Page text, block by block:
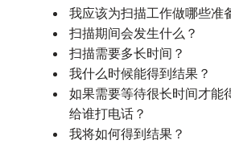
我应该为扫描工作做哪些准
扫描期间会发生什么？
扫描需要多长时间？
我什么时候能得到结果？
如果需要等待很长时间才能
给谁打电话？
我将如何得到结果？